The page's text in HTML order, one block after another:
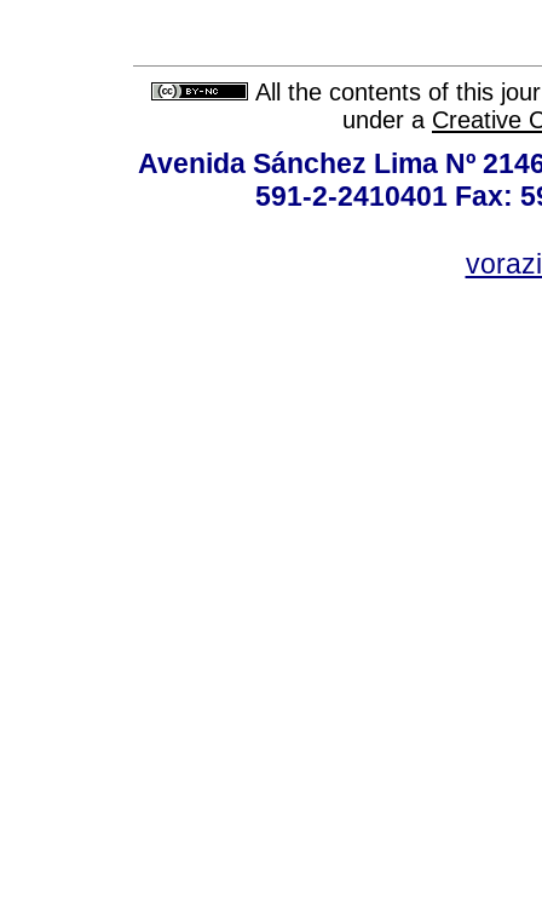
All the contents of this
under a Creative
Avenida Sánchez Lima Nº
591-2-2410401 Fax: